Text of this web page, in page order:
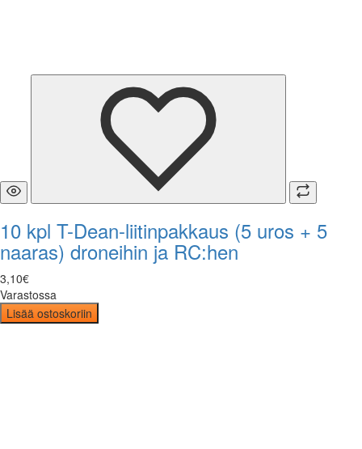
10 kpl T-Dean-liitinpakkaus (5 uros + 5
naaras) droneihin ja RC:hen
3,10€
Varastossa
Lisää ostoskoriin